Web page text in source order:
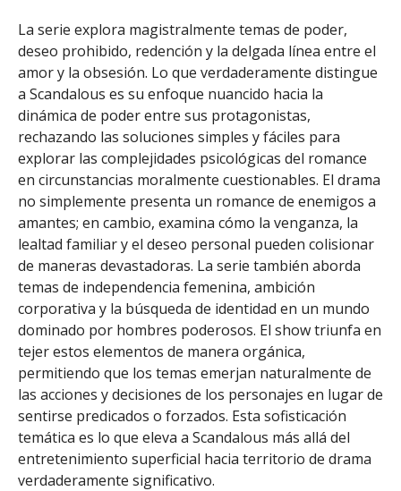
La serie explora magistralmente temas de poder,
deseo prohibido, redención y la delgada línea entre el
amor y la obsesión. Lo que verdaderamente distingue
a Scandalous es su enfoque nuancido hacia la
dinámica de poder entre sus protagonistas,
rechazando las soluciones simples y fáciles para
explorar las complejidades psicológicas del romance
en circunstancias moralmente cuestionables. El drama
no simplemente presenta un romance de enemigos a
amantes; en cambio, examina cómo la venganza, la
lealtad familiar y el deseo personal pueden colisionar
de maneras devastadoras. La serie también aborda
temas de independencia femenina, ambición
corporativa y la búsqueda de identidad en un mundo
dominado por hombres poderosos. El show triunfa en
tejer estos elementos de manera orgánica,
permitiendo que los temas emerjan naturalmente de
las acciones y decisiones de los personajes en lugar de
sentirse predicados o forzados. Esta sofisticación
temática es lo que eleva a Scandalous más allá del
entretenimiento superficial hacia territorio de drama
verdaderamente significativo.